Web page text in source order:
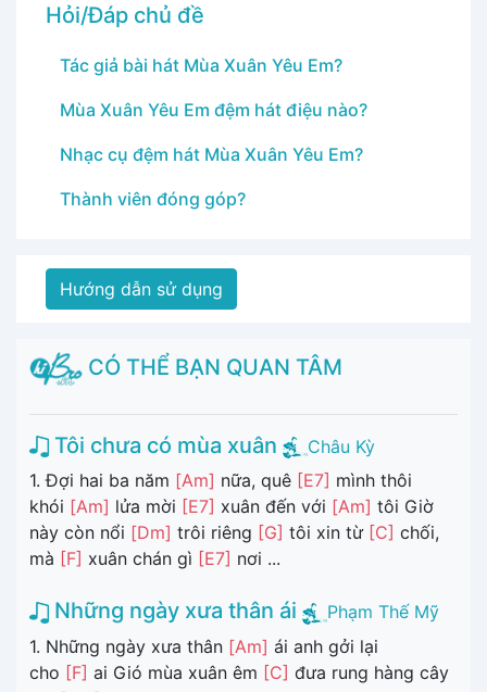
Hỏi/Đáp chủ đề
Tác giả bài hát Mùa Xuân Yêu Em?
Mùa Xuân Yêu Em đệm hát điệu nào?
Nhạc cụ đệm hát Mùa Xuân Yêu Em?
Thành viên đóng góp?
Hướng dẫn sử dụng
CÓ THỂ BẠN QUAN TÂM
Tôi chưa có mùa xuân
Châu Kỳ
1. Đợi hai ba năm [Am] nữa, quê [E7] mình thôi
khói [Am] lửa mời [E7] xuân đến với [Am] tôi Giờ
này còn nổi [Dm] trôi riêng [G] tôi xin từ [C] chối,
mà [F] xuân chán gì [E7] nơi ...
Những ngày xưa thân ái
Phạm Thế Mỹ
1. Những ngày xưa thân [Am] ái anh gởi lại
cho [F] ai Gió mùa xuân êm [C] đưa rung hàng cây